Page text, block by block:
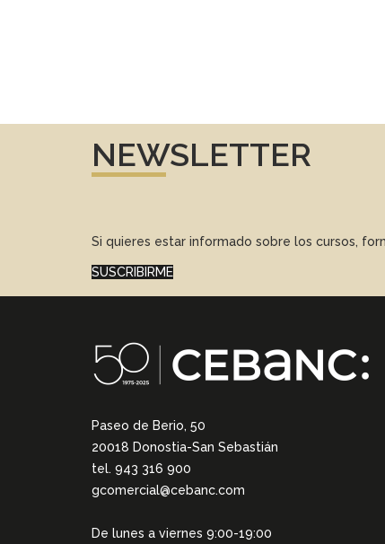
NEWSLETTER
Si quieres estar informado sobre los cursos,
SUSCRIBIRME
Paseo de Berio, 50
20018 Donostia-San Sebastián
tel. 943 316 900
gcomercial@cebanc.com
De lunes a viernes 9:00-19:00